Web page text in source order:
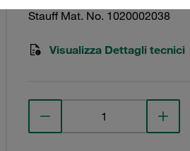
Stauff Mat. No. 1020002038
Visualizza Dettagli tecnici